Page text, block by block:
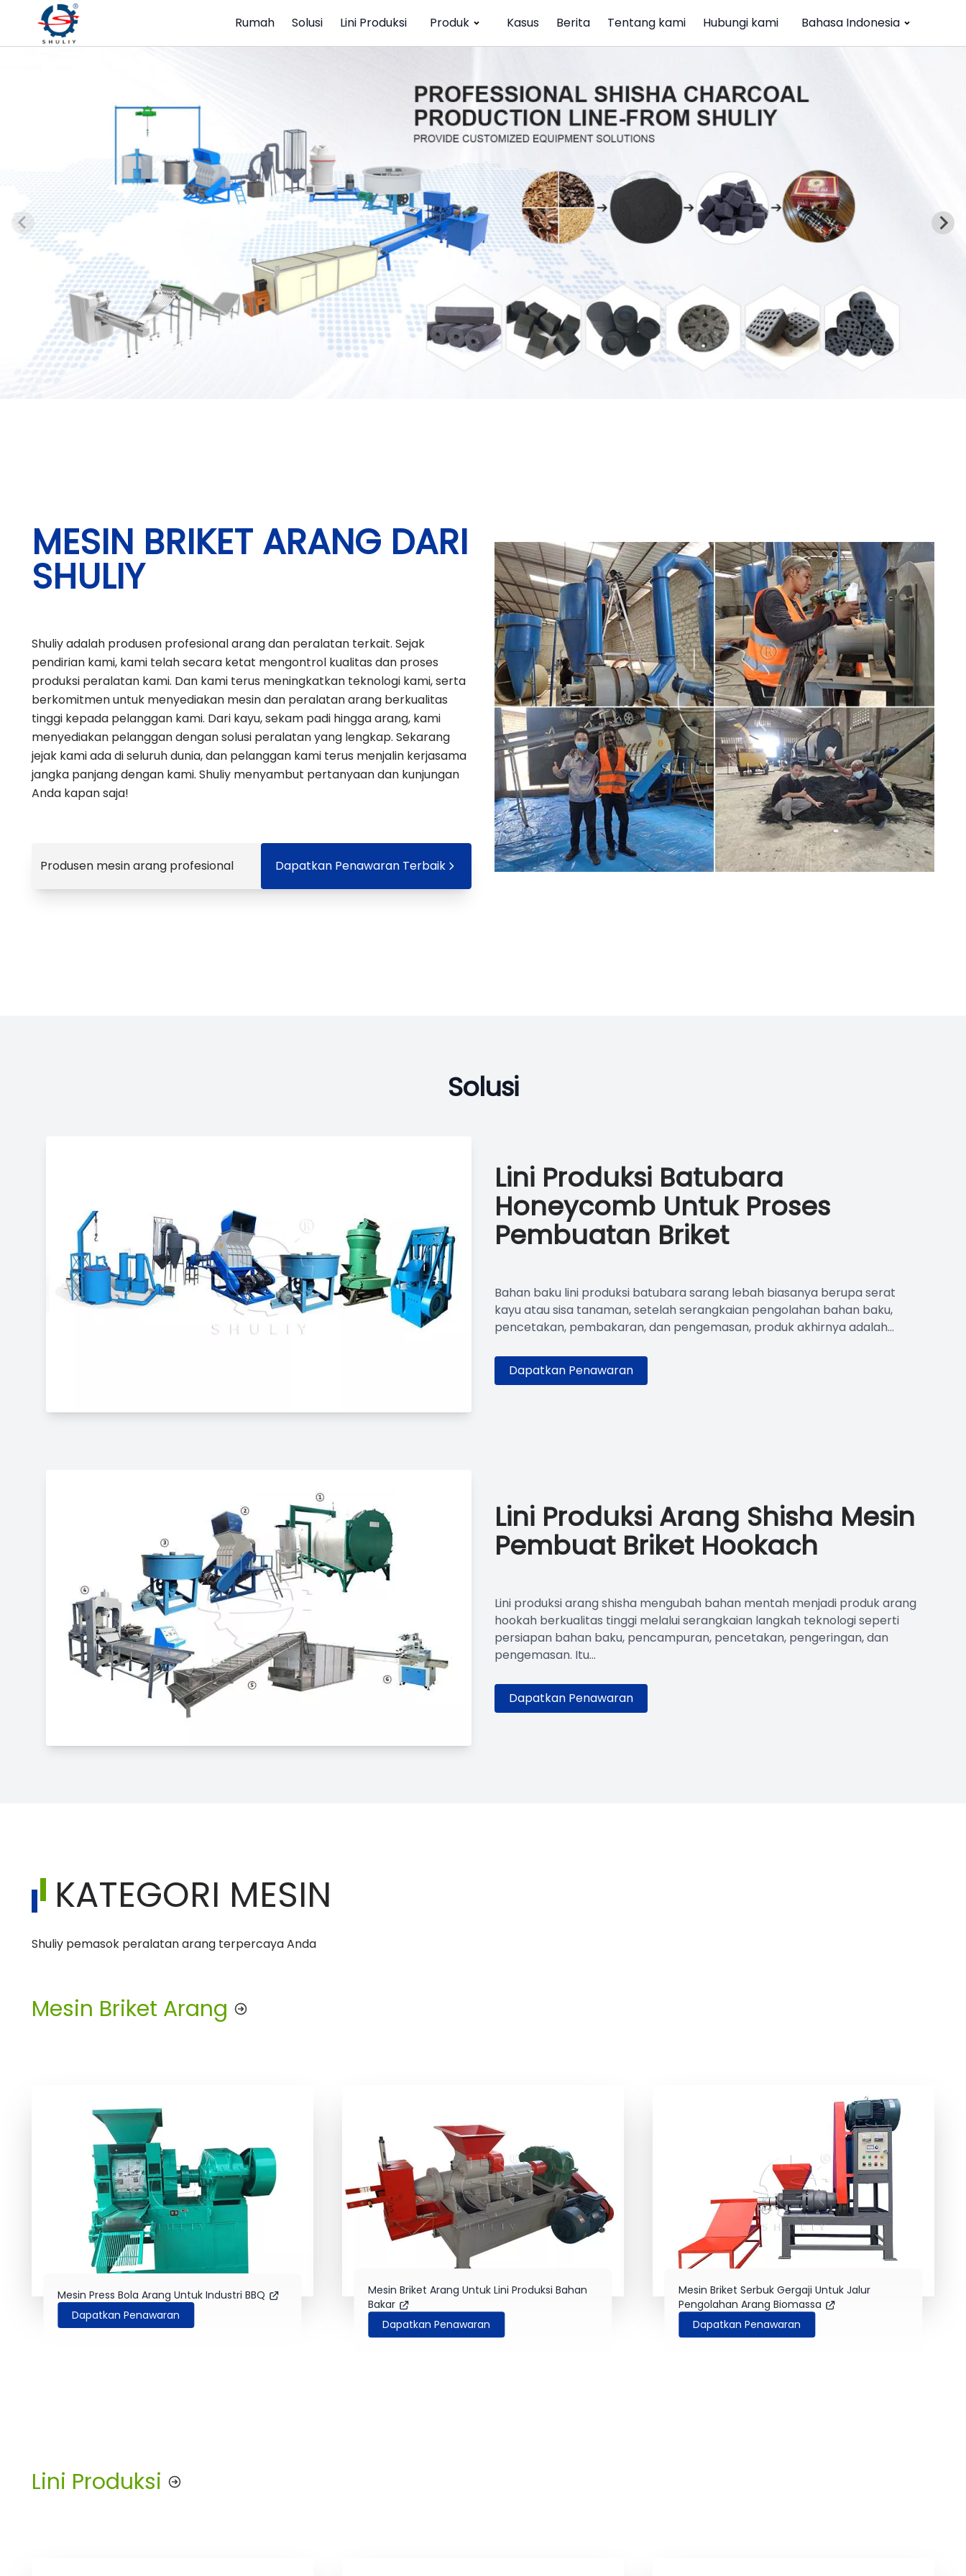
Rumah Solusi Lini Produksi Produk Kasus Berita Tentang kami Hubungi kami Bahasa Indonesia
MESIN BRIKET ARANG DARI
SHULIY
Shuliy adalah produsen profesional arang dan peralatan terkait. Sejak
pendirian kami, kami telah secara ketat mengontrol kualitas dan proses
produksi peralatan kami. Dan kami terus meningkatkan teknologi kami, serta
berkomitmen untuk menyediakan mesin dan peralatan arang berkualitas
tinggi kepada pelanggan kami. Dari kayu, sekam padi hingga arang, kami
menyediakan pelanggan dengan solusi peralatan yang lengkap. Sekarang
jejak kami ada di seluruh dunia, dan pelanggan kami terus menjalin kerjasama
jangka panjang dengan kami. Shuliy menyambut pertanyaan dan kunjungan
Anda kapan saja!
Produsen mesin arang profesional Dapatkan Penawaran Terbaik
Solusi
Lini Produksi Batubara
Honeycomb Untuk Proses
Pembuatan Briket
Bahan baku lini produksi batubara sarang lebah biasanya berupa serat
kayu atau sisa tanaman, setelah serangkaian pengolahan bahan baku,
pencetakan, pembakaran, dan pengemasan, produk akhirnya adalah...
Dapatkan Penawaran
Lini Produksi Arang Shisha Mesin
Pembuat Briket Hookach
Lini produksi arang shisha mengubah bahan mentah menjadi produk arang
hookah berkualitas tinggi melalui serangkaian langkah teknologi seperti
persiapan bahan baku, pencampuran, pencetakan, pengeringan, dan
pengemasan. Itu...
Dapatkan Penawaran
KATEGORI MESIN
Shuliy pemasok peralatan arang terpercaya Anda
Mesin Briket Arang
Mesin Press Bola Arang Untuk Industri BBQ
Dapatkan Penawaran
Mesin Briket Arang Untuk Lini Produksi Bahan
Bakar
Dapatkan Penawaran
Mesin Briket Serbuk Gergaji Untuk Jalur
Pengolahan Arang Biomassa
Dapatkan Penawaran
Lini Produksi